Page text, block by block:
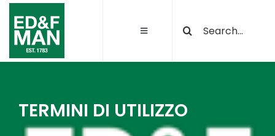
Salta
contenuto
Toggle
Chi siamo
Le nostre attività
Cerca
per:
TERMINI DI UTILIZZO